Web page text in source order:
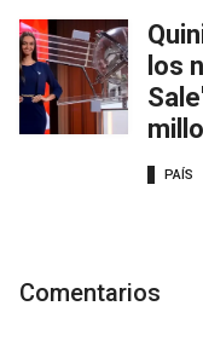
los
PAÍS
Comentarios